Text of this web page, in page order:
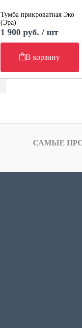
Тумба прикроватная Эко
(Эра)
1 900 руб. / шт
В корзину
САМЫЕ